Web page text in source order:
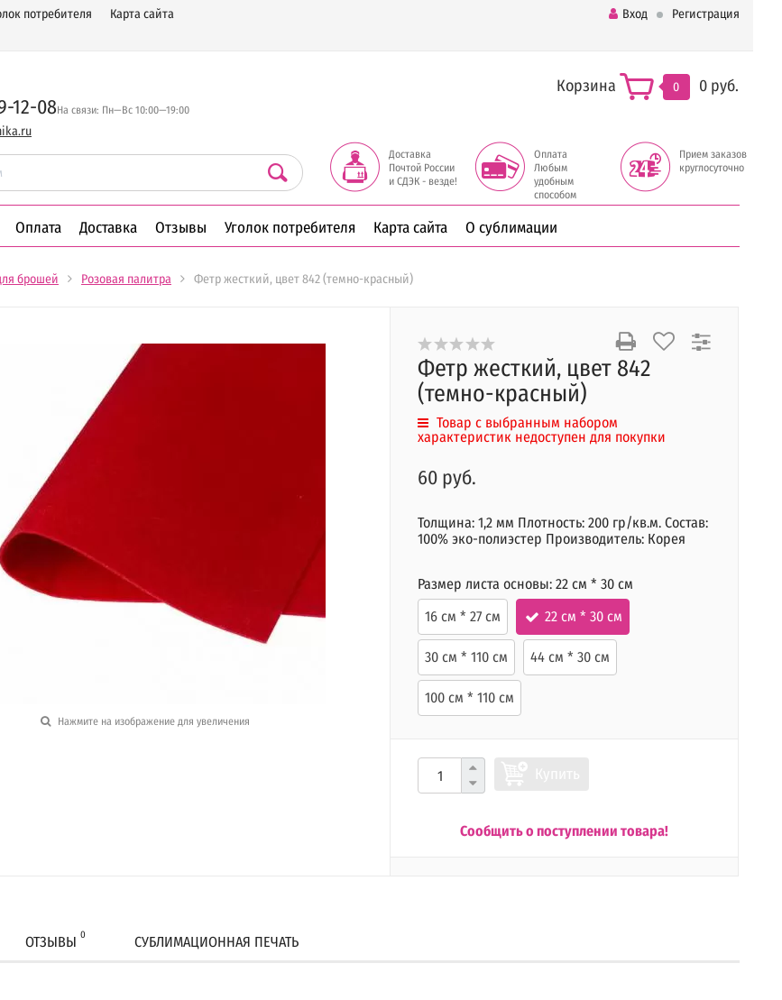
потребителя
Карта сайта
Вход Регистрация
12-08На связи: Пн—Вс 10:00—19:00
Корзина 0 0 руб.
Доставка
Почтой России
и СДЭК - везде!
Оплата
Любым
удобным
способом
Прием заказов
круглосуточно
Оплата Доставка Отзывы Уголок потребителя Карта сайта О сублимации
брошей Розовая палитра Фетр жесткий, цвет 842 (темно-красный)
Нажмите на изображение для увеличения
Фетр жесткий, цвет 842
(темно-красный)
Товар с выбранным набором
характеристик недоступен для покупки
60 руб.
Толщина: 1,2 мм Плотность: 200 гр/кв.м. Состав:
100% эко-полиэстер Производитель: Корея
Размер листа основы: 22 см * 30 см
16 см * 27 см
22 см * 30 см
30 см * 110 см 44 см * 30 см
100 см * 110 см
Сообщить о поступлении товара!
ОТЗЫВЫ 0 СУБЛИМАЦИОННАЯ ПЕЧАТЬ